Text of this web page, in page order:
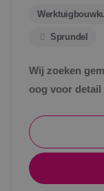
Sprundel
Wij zoeken
oog voor detail